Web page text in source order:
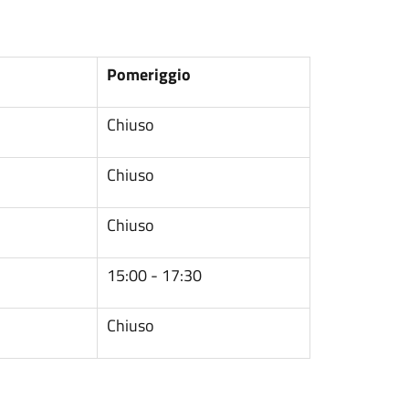
Pomeriggio
Chiuso
Chiuso
Chiuso
15:00 - 17:30
Chiuso